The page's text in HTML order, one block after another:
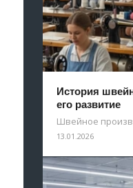
История
его развитие
Швейное
13.01.2026